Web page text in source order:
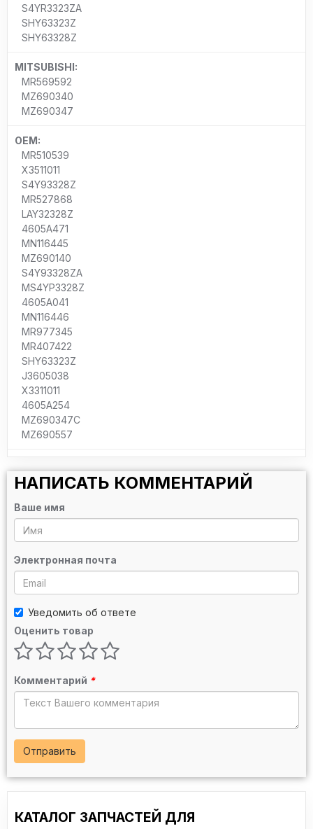
S4YR3323ZA
SHY63323Z
SHY63328Z
MITSUBISHI:
MR569592
MZ690340
MZ690347
OEM:
MR510539
X3511011
S4Y93328Z
MR527868
LAY32328Z
4605A471
MN116445
MZ690140
S4Y93328ZA
MS4YP3328Z
4605A041
MN116446
MR977345
MR407422
SHY63323Z
J3605038
X3311011
4605A254
MZ690347C
MZ690557
НАПИСАТЬ КОММЕНТАРИЙ
Ваше имя
Электронная почта
Уведомить об ответе
Оценить товар
Комментарий *
Отправить
КАТАЛОГ ЗАПЧАСТЕЙ ДЛЯ